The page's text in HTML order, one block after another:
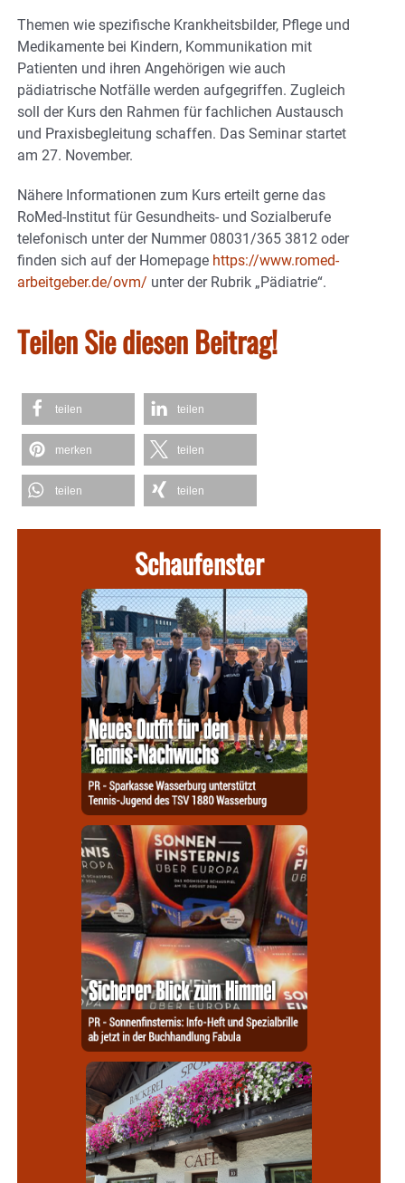
Themen wie spezifische Krankheitsbilder, Pflege und
Medikamente bei Kindern, Kommunikation mit
Patienten und ihren Angehörigen wie auch
pädiatrische Notfälle werden aufgegriffen. Zugleich
soll der Kurs den Rahmen für fachlichen Austausch
und Praxisbegleitung schaffen. Das Seminar startet
am 27. November.
Nähere Informationen zum Kurs erteilt gerne das
RoMed-Institut für Gesundheits- und Sozialberufe
telefonisch unter der Nummer 08031/365 3812 oder
finden sich auf der Homepage https://www.romed-
arbeitgeber.de/ovm/ unter der Rubrik „Pädiatrie“.
Teilen Sie diesen Beitrag!
teilen teilen
merken teilen
teilen teilen
Schaufenster